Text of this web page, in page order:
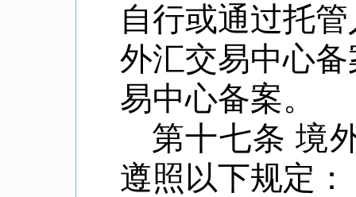
自行或通过托
外汇交易中心
易中心备案。
第十七条 境
遵照以下规定：